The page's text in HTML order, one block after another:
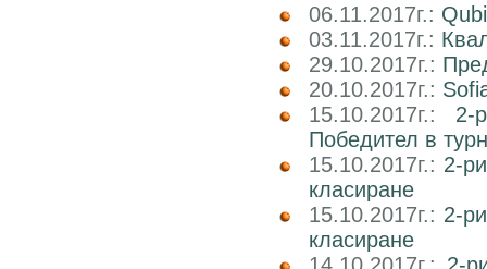
06.11.2017г.:
03.11.2017г.:
29.10.2017г.:
20.10.2017г.:
15.10.2017г.: 2-
Победител в
15.10.2017г.: 2-
класиране
15.10.2017г.: 2-
класиране